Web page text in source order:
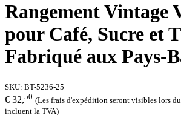
Rangement Vintage
pour Café, Sucre et
Fabriqué aux Pays-
SKU: BT-5236-25
€ 32,50 (Les frais d'expédition seront visibles lors
incluent la TVA)